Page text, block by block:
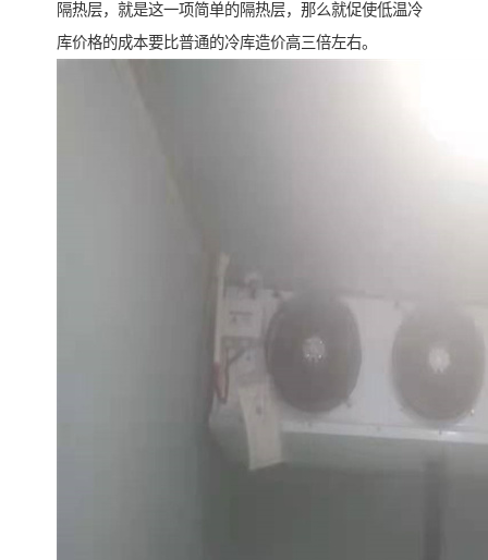
隔热层，就是这一项简单的隔热层，那么就促使低温冷
库价格的成本要比普通的冷库造价高三倍左右。